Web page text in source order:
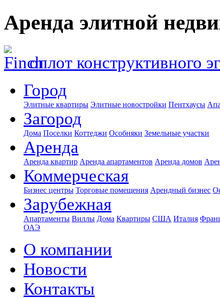
Аренда элитной
оплот конструктивного
Город
Элитные квартиры Элитные новостройки Пентхаусы
Загород
Дома Поселки Коттеджи Особняки Земельные участки
Аренда
Аренда квартир Аренда апартаментов Аренда домов
Коммерческая
Бизнес центры Торговые помещения Арендный бизнес
Зарубежная
Апартаменты Виллы Дома Квартиры США Италия
ОАЭ
О компании
Новости
Контакты